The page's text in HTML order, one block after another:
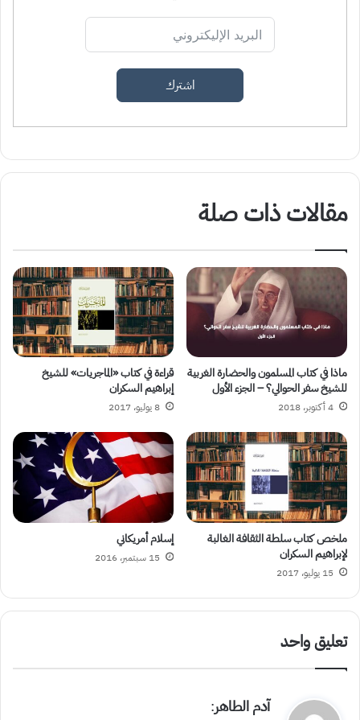
اشترك
مقالات ذات صلة
ماذا في كتاب المسلمون والحضارة الغربية
للشيخ سفر الحوالي؟ – الجزء الأول
4 أكتوبر، 2018
قراءة في كتاب «الماجريات» للشيخ
إبراهيم السكران
8 يوليو، 2017
ملخص كتاب سلطة الثقافة الغالبة
لإبراهيم السكران
15 يوليو، 2017
إسلام أمريكاني
15 سبتمبر، 2016
تعليق واحد
ي
آدم الطاهر: